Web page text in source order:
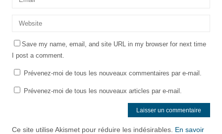
Save my name, email, and site URL in my browser for next time
I post a comment.
Prévenez-moi de tous les nouveaux commentaires par e-mail.
Prévenez-moi de tous les nouveaux articles par e-mail.
Ce site utilise Akismet pour réduire les indésirables. En savoir